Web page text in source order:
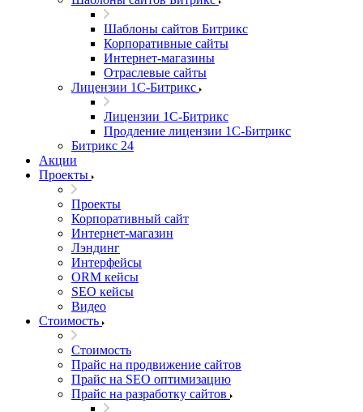
Шаблоны сайтов Битрикс
Корпоративные сайты
Интернет-магазины
Отраслевые сайты
Лицензии 1С-Битрикс
Лицензии 1С-Битрикс
Продление лицензии 1С-Битрикс
Битрикс 24
Акции
Проекты
Проекты
Корпоративный сайт
Интернет-магазин
Лэндинг
Интерфейсы
ORM кейсы
SEO кейсы
Видео
Стоимость
Стоимость
Прайс на продвижение сайтов
Прайс на SEO оптимизацию
Прайс на разработку сайтов